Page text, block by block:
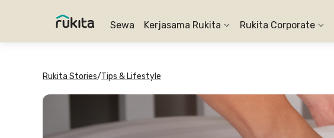
Sewa Kerjasama Rukita Rukita Corporate
Rukita Stories/Tips & Lifestyle